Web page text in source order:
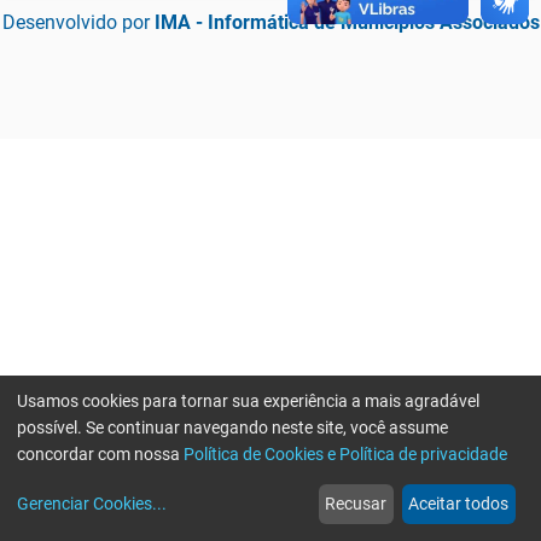
Desenvolvido por IMA - Informática de Municípios Associados
web
Notícias
more_horiz
Mais
Usamos cookies para tornar sua experiência a mais agradável
possível. Se continuar navegando neste site, você assume
concordar com nossa Política de Cookies e Política de privacidade
Gerenciar Cookies... Recusar Aceitar todos
Erro ao enviar informações, por favor tente novamente